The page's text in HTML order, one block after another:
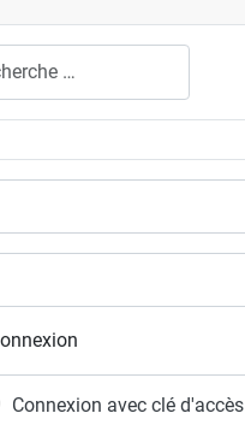
Connexion avec clé d'accès